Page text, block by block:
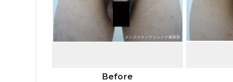
Before